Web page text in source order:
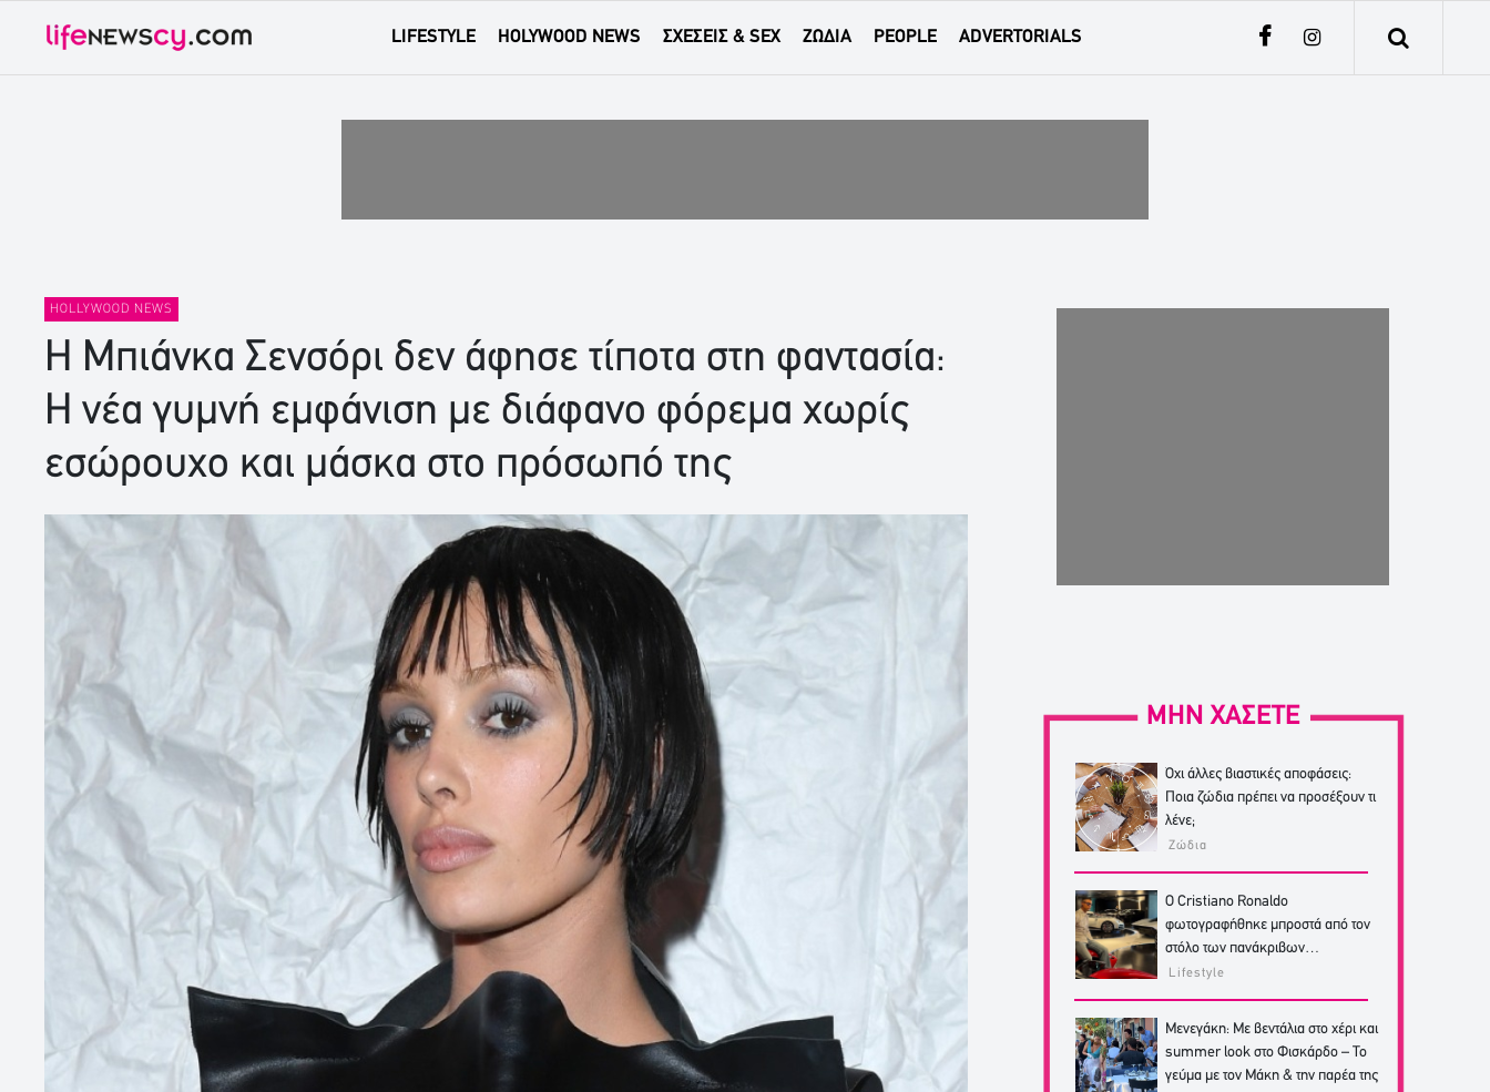
LIFESTYLE HOLYWOOD NEWS ΣΧΕΣΕΙΣ & SEX ΖΩΔΙΑ PEOPLE ADVERTORIALS
HOLLYWOOD NEWS
Η Μπιάνκα Σενσόρι δεν άφησε τίποτα στη φαντασία:
Η νέα γυμνή εμφάνιση με διάφανο φόρεμα χωρίς
εσώρουχο και μάσκα στο πρόσωπό της
ΜΗΝ ΧΑΣΕΤΕ
Όχι άλλες βιαστικές αποφάσεις:
Ποια ζώδια πρέπει να προσέξουν τι
λένε;
Ζώδια
Ο Cristiano Ronaldo
φωτογραφήθηκε μπροστά από τον
στόλο των πανάκριβων
αυτοκινήτων του!
Lifestyle
Μενεγάκη: Με βεντάλια στο χέρι και
summer look στο Φισκάρδο – Το
γεύμα με τον Μάκη & την παρέα της